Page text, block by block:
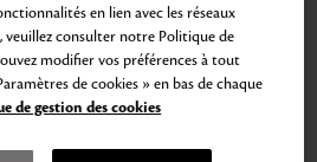
en lien avec les réseaux
veuillez consulter notre Politique de
modifier vos préférences à tout
de cookies » en bas de chaque
de gestion des cookies